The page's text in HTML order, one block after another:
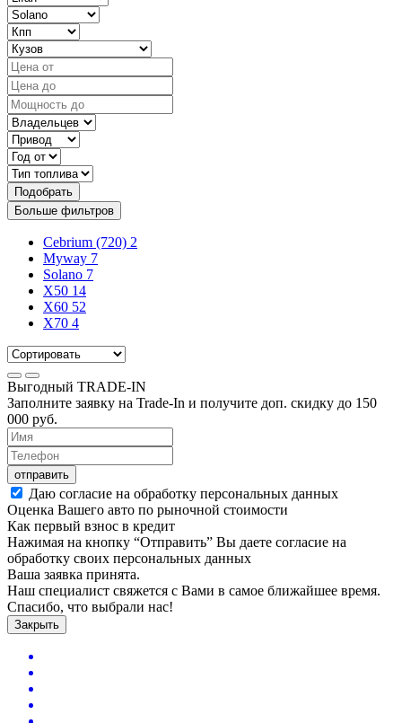
Подобрать
Больше фильтров
Cebrium (720) 2
Myway 7
Solano 7
X50 14
X60 52
X70 4
Выгодный TRADE-IN
Заполните заявку на Trade-In и получите доп. скидку до 150
000 руб.
отправить
Даю согласие на обработку персональных данных
Оценка Вашего авто по рыночной стоимости
Как первый взнос в кредит
Нажимая на кнопку “Отправить” Вы даете согласие на
обработку своих персональных данных
Ваша заявка принята.
Наш специалист свяжется с Вами в самое ближайшее время.
Спасибо, что выбрали нас!
Закрыть